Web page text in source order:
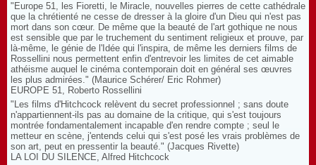
"Europe 51, les Fioretti, le Miracle, nouvelles pierres de cette cathédrale
que la chrétienté ne cesse de dresser à la gloire d'un Dieu qui n'est pas
mort dans son cœur. De même que la beauté de l'art gothique ne nous
est sensible que par le truchement du sentiment religieux et prouve, par
là-même, le génie de l'Idée qui l'inspira, de même les derniers films de
Rossellini nous permettent enfin d'entrevoir les limites de cet aimable
athéisme auquel le cinéma contemporain doit en général ses œuvres
les plus admirées." (Maurice Schérer/ Eric Rohmer)
EUROPE 51, Roberto Rossellini
"Les films d'Hitchcock relèvent du secret professionnel ; sans doute
n'appartiennent-ils pas au domaine de la critique, qui s'est toujours
montrée fondamentalement incapable d'en rendre compte ; seul le
metteur en scène, j'entends celui qui s'est posé les vrais problèmes de
son art, peut en pressentir la beauté." (Jacques Rivette)
LA LOI DU SILENCE, Alfred Hitchcock